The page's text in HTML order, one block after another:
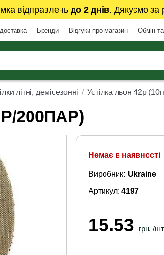
відправлень до 2 днів. Дякуємо за
Бренди Відгуки про магазин Обмін
літні, демісезонні Устілка льон 42р
200ПАР)
Немає в наявності
Артикул: 4197
Виробник: Ukraine
15.53 грн. /шт.